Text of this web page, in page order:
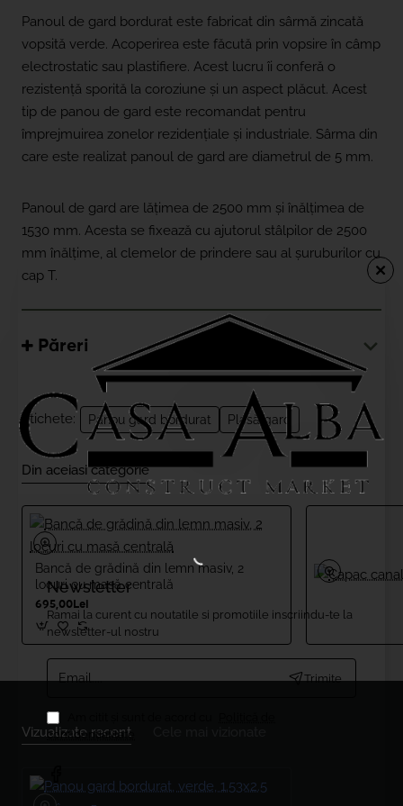
Newsletter
Ramai la curent cu noutatile si promotiile inscriindu-te la
newsletter-ul nostru
Email....
Trimite
confidențialitate
Panoul de gard bordurat este fabricat din sârmă zincată
vopsită verde. Acoperirea este făcută prin vopsire în câmp
electrostatic sau plastifiere. Acest lucru îi conferă o
rezistență sporită la coroziune și un aspect plăcut. Acest
tip de panou de gard este recomandat pentru
împrejmuirea zonelor rezidențiale și industriale. Sârma din
care este realizat panoul de gard are diametrul de 5 mm.
Panoul de gard are lățimea de 2500 mm și înălțimea de
1530 mm. Acesta se fixează cu ajutorul stâlpilor de 2500
mm înălțime, al clemelor de prindere sau al șuruburilor cu
cap T.
Păreri
Etichete: Panou gard bordurat Plasă gard
Din aceiasi categorie
Bancă de grădină din lemn masiv, 2
locuri cu masă centrală
695,00Lei
Vizualizate recent